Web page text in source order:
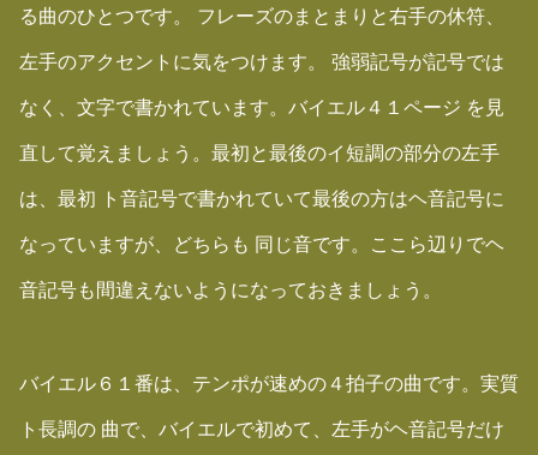
る曲のひとつです。 フレーズのまとまりと右手の休符、
左手のアクセントに気をつけます。 強弱記号が記号では
なく、文字で書かれています。バイエル４１ページ を見
直して覚えましょう。最初と最後のイ短調の部分の左手
は、最初 ト音記号で書かれていて最後の方はヘ音記号に
なっていますが、どちらも 同じ音です。ここら辺りでヘ
音記号も間違えないようになっておきましょう。
バイエル６１番は、テンポが速めの４拍子の曲です。実質
ト長調の 曲で、バイエルで初めて、左手がヘ音記号だけ